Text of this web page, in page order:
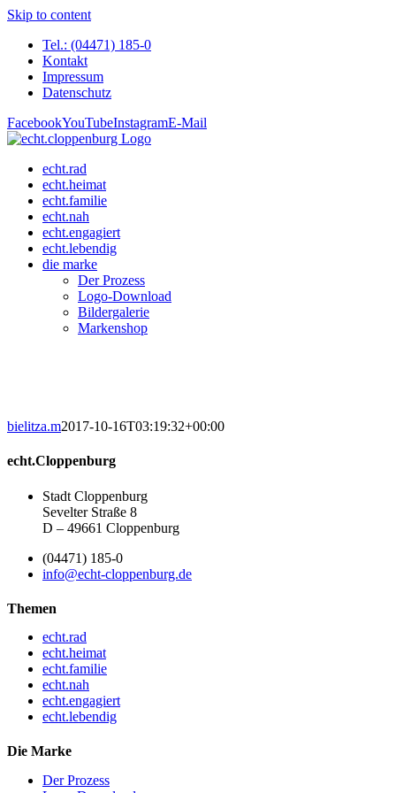
Skip to content
Tel.: (04471) 185-0
Kontakt
Impressum
Datenschutz
FacebookYouTubeInstagramE-Mail
echt.rad
echt.heimat
echt.familie
echt.nah
echt.engagiert
echt.lebendig
die marke
Der Prozess
Logo-Download
Bildergalerie
Markenshop
bielitza.m2017-10-16T03:19:32+00:00
echt.Cloppenburg
Stadt Cloppenburg
Sevelter Straße 8
D – 49661 Cloppenburg
(04471) 185-0
info@echt-cloppenburg.de
Themen
echt.rad
echt.heimat
echt.familie
echt.nah
echt.engagiert
echt.lebendig
Die Marke
Der Prozess